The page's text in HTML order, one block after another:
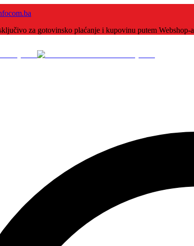
za gotovinsko plaćanje i kupovinu putem Webshop-a